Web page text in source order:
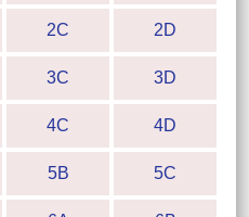
2C 2D
3C 3D
4C 4D
5B 5C